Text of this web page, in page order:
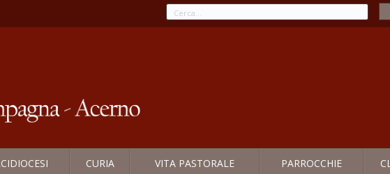
CURIA VITA PASTORALE PARROCCHIE